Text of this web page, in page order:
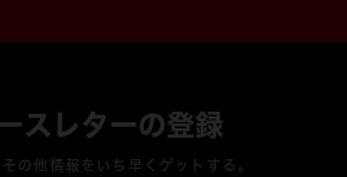
スレターの登録
の他情報をいち早くゲットする。